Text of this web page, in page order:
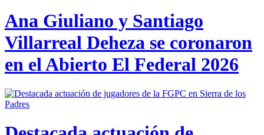
Ana Giuliano y Santiago
Villarreal Deheza se coronaron
en el Abierto El Federal 2026